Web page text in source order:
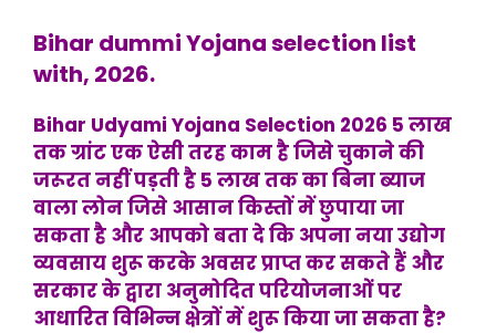
Bihar dummi Yojana selection list
with, 2026.
Bihar Udyami Yojana Selection 2026 5 लाख
तक ग्रांट एक ऐसी तरह काम है जिसे चुकाने की
जरूरत नहीं पड़ती है 5 लाख तक का बिना ब्याज
वाला लोन जिसे आसान किस्तों में छुपाया जा
सकता है और आपको बता दे कि अपना नया उद्योग
व्यवसाय शुरू करके अवसर प्राप्त कर सकते हैं और
सरकार के द्वारा अनुमोदित परियोजनाओं पर
आधारित विभिन्न क्षेत्रों में शुरू किया जा सकता है?